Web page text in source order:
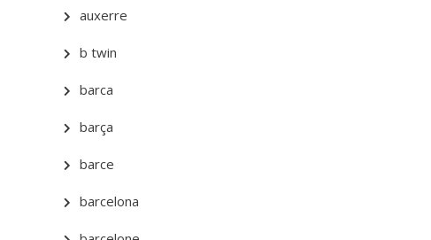
auxerre
b twin
barca
barça
barce
barcelona